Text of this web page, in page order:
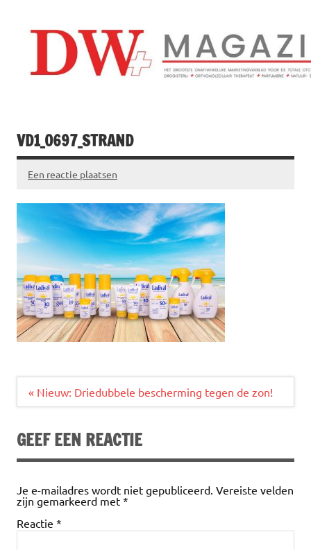
inhoud
VD1_0697_STRAND
Een reactie plaatsen
Bericht
« Nieuw: Driedubbele bescherming tegen de zon!
GEEF EEN REACTIE
Je e-mailadres wordt niet gepubliceerd. Vereiste velden
zijn gemarkeerd met *
Reactie *